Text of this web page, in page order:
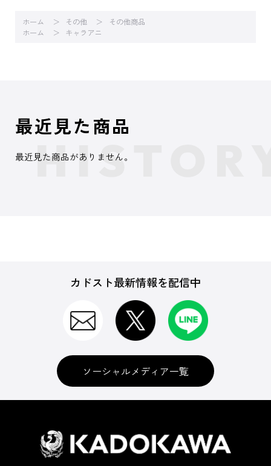
ホーム その他
その他商品
ホーム
キャラアニ
最近見た商品
最近見た商品がありません。
カドスト最新情報を配信中
ソーシャルメディア一覧